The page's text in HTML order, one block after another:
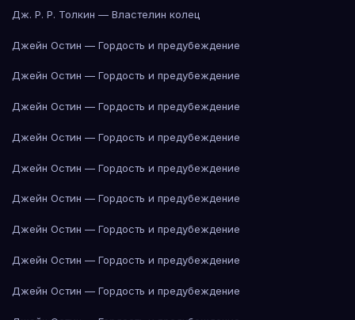
Дж. Р. Р. Толкин — Властелин колец
Джейн Остин — Гордость и предубеждение
Джейн Остин — Гордость и предубеждение
Джейн Остин — Гордость и предубеждение
Джейн Остин — Гордость и предубеждение
Джейн Остин — Гордость и предубеждение
Джейн Остин — Гордость и предубеждение
Джейн Остин — Гордость и предубеждение
Джейн Остин — Гордость и предубеждение
Джейн Остин — Гордость и предубеждение